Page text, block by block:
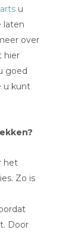
u
laten
over
hier
goed
u kunt
het
Zo is
Door